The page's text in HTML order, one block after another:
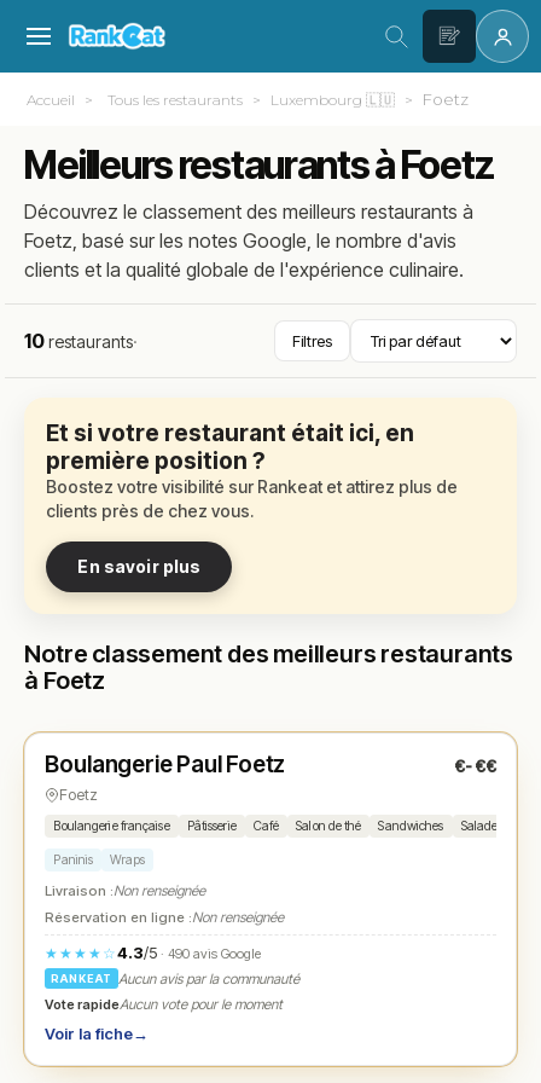
Accueil Tous les restaurants Luxembourg 🇱🇺 Foetz
Meilleurs restaurants à Foetz
Découvrez le classement des meilleurs restaurants à
Foetz, basé sur les notes Google, le nombre d'avis
clients et la qualité globale de l'expérience culinaire.
10restaurants· Filtres
Et si votre restaurant était ici, en
première position ?
Boostez votre visibilité sur Rankeat et attirez plus de
clients près de chez vous.
En savoir plus
Notre classement des meilleurs restaurants
à Foetz
★ N° 1
Boulangerie Paul Foetz €-€€
Foetz
Boulangerie française Pâtisserie Café Salon de thé Sandwiches Salades
Paninis Wraps
Livraison :Non renseignée
Réservation en ligne :Non renseignée
★★★★☆4.3/5· 490 avis Google
RANKEAT
Aucun avis par la communauté
Vote rapideAucun vote pour le moment
Voir la fiche→